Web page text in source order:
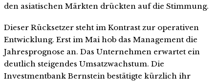
den asiatischen Märkten drückten auf die Stimmung.
Dieser Rücksetzer steht im Kontrast zur operativen
Entwicklung. Erst im Mai hob das Management die
Jahresprognose an. Das Unternehmen erwartet ein
deutlich steigendes Umsatzwachstum. Die
Investmentbank Bernstein bestätigte kürzlich ihr